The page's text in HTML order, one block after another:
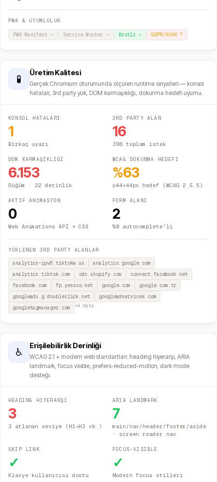
PWA & UYUMLULUK
PWA Manifest— Service Worker — Brotli✓ GDPR/KVKK?
🧪
Üretim Kalitesi
Gerçek Chromium oturumunda ölçülen runtime sinyalleri — konsol
hataları, 3rd party yük, DOM karmaşıklığı, dokunma hedefi uyumu.
KONSOL HATALARI
1
Birkaç uyarı
3RD PARTY ALAN
16
398 toplam istek
DOM KARMAŞIKLIĞI
6.153
Düğüm · 22 derinlik
WCAG DOKUNMA HEDEFİ
%63
≥44×44px hedef (WCAG 2.5.5)
AKTİF ANİMASYON
0
Web Animations API + CSS
FORM ALANI
2
%0 autocomplete'li
YÜKLENEN 3RD PARTY ALANLAR
analytics-ipv6.tiktokw.us
analytics.google.com
analytics.tiktok.com
cdn.shopify.com
connect.facebook.net
facebook.com
fp.yessco.net google.com
google.com.tr
googleads.g.doubleclick.net
googleadservices.com
googletagmanager.com
+4 daha
♿
Erişilebilirlik Derinliği
WCAG 2.1 + modern web standartları: heading hiyerarşi, ARIA
landmark, focus visible, prefers-reduced-motion, dark mode
desteği.
HEADING HİYERARŞİ
3
3 atlanan seviye (H1→H3 vb.)
ARIA LANDMARK
7
main/nav/header/footer/aside
· screen reader nav
SKIP LINK
✓
Klavye kullanıcısı dostu
FOCUS-VISIBLE
✓
Modern focus stilleri